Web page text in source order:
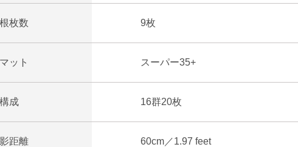
枚数 9枚
ット スーパー35+
成 16群20枚
距離 60cm／1.97 feet